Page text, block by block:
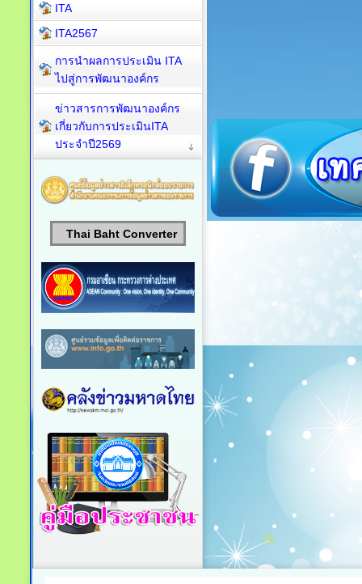
ITA
ITA2567
การนำผลการประเมิน ITA
ไปสู่การพัฒนาองค์กร
ข่าวสารการพัฒนาองค์กร
เกี่ยวกับการประเมินITA
ประจำปี2569
Thai Baht Converter